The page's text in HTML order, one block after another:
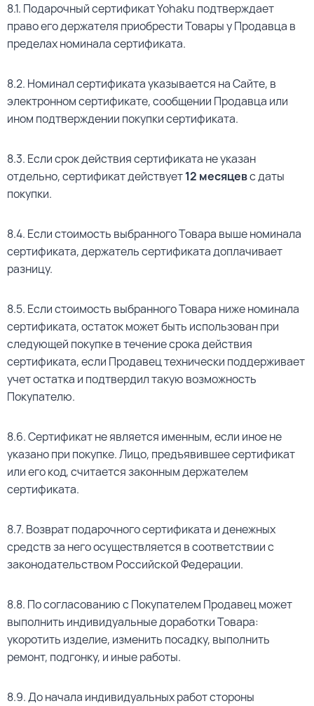
8.1. Подарочный сертификат Yohaku подтверждает
право его держателя приобрести Товары у Продавца в
пределах номинала сертификата.
8.2. Номинал сертификата указывается на Сайте, в
электронном сертификате, сообщении Продавца или
ином подтверждении покупки сертификата.
8.3. Если срок действия сертификата не указан
отдельно, сертификат действует12 месяцевс даты
покупки.
8.4. Если стоимость выбранного Товара выше номинала
сертификата, держатель сертификата доплачивает
разницу.
8.5. Если стоимость выбранного Товара ниже номинала
сертификата, остаток может быть использован при
следующей покупке в течение срока действия
сертификата, если Продавец технически поддерживает
учет остатка и подтвердил такую возможность
Покупателю.
8.6. Сертификат не является именным, если иное не
указано при покупке. Лицо, предъявившее сертификат
или его код, считается законным держателем
сертификата.
8.7. Возврат подарочного сертификата и денежных
средств за него осуществляется в соответствии с
законодательством Российской Федерации.
8.8. По согласованию с Покупателем Продавец может
выполнить индивидуальные доработки Товара:
укоротить изделие, изменить посадку, выполнить
ремонт, подгонку, и иные работы.
8.9. До начала индивидуальных работ стороны